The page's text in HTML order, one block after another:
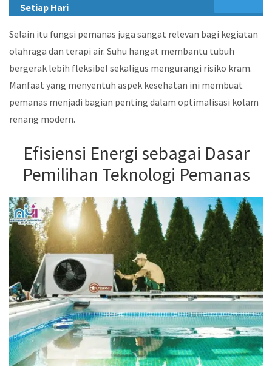
Setiap Hari
Selain itu fungsi pemanas juga sangat relevan bagi kegiatan
olahraga dan terapi air. Suhu hangat membantu tubuh
bergerak lebih fleksibel sekaligus mengurangi risiko kram.
Manfaat yang menyentuh aspek kesehatan ini membuat
pemanas menjadi bagian penting dalam optimalisasi kolam
renang modern.
Efisiensi Energi sebagai Dasar
Pemilihan Teknologi Pemanas